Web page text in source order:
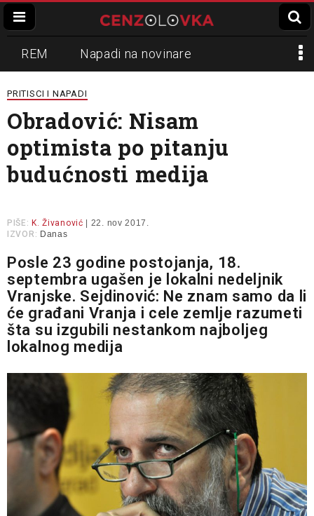
REM Napadi na novinare
Zvučni top
Propaganda Lokalni mediji
Informer Slavko Ćuruvija
PRITISCI I NAPADI
Obradović: Nisam
optimista po pitanju
budućnosti medija
PIŠE: K. Živanović | 22. nov 2017.
IZVOR: Danas
Posle 23 godine postojanja, 18.
septembra ugašen je lokalni nedeljnik
Vranjske. Sejdinović: Ne znam samo da li
će građani Vranja i cele zemlje razumeti
šta su izgubili nestankom najboljeg
lokalnog medija